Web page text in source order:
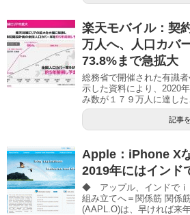
楽天モバイル：契
万人へ、人口カバ
73.8%まで急拡大
総務省で開催された有識
示した資料により、2020
み数が１７９万人に達した
記事
Apple：iPhone X
2019年にはインド
◆ アップル、インドでｉ
組み立てへ＝関係筋 関係
(AAPL.O)は、早ければ来